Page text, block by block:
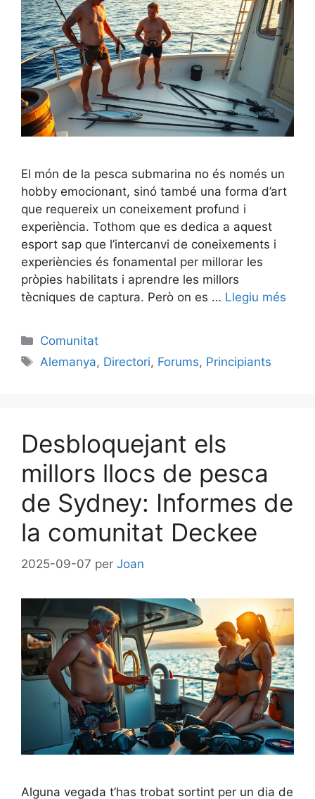
El món de la pesca submarina no és només un
hobby emocionant, sinó també una forma d’art
que requereix un coneixement profund i
experiència. Tothom que es dedica a aquest
esport sap que l’intercanvi de coneixements i
experiències és fonamental per millorar les
pròpies habilitats i aprendre les millors
tècniques de captura. Però on es … Llegiu més
Categories
Comunitat
Etiquetes
Alemanya, Directori, Forums, Principiants
Desbloquejant els
millors llocs de pesca
de Sydney: Informes de
la comunitat Deckee
2025-09-07 per Joan
Alguna vegada t’has trobat sortint per un dia de